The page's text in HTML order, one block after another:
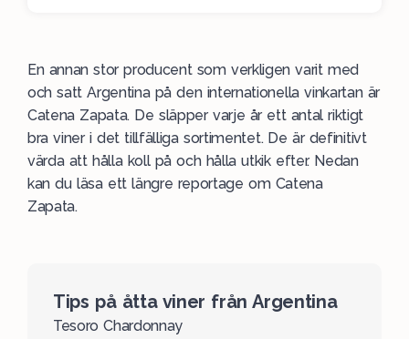
En annan stor producent som verkligen varit med
och satt Argentina på den internationella vinkartan är
Catena Zapata. De släpper varje år ett antal riktigt
bra viner i det tillfälliga sortimentet. De är definitivt
värda att hålla koll på och hålla utkik efter. Nedan
kan du läsa ett längre reportage om Catena
Zapata.
Tips på åtta viner från Argentina
Tesoro Chardonnay